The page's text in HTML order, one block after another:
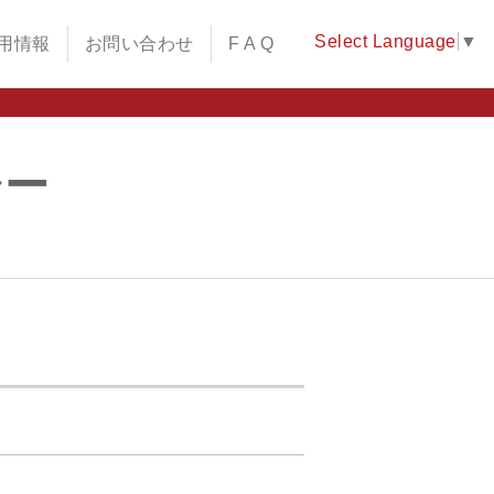
情報 お問い合わせ F A Q Select Language ▼